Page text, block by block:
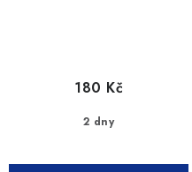
2 dny
180 Kč